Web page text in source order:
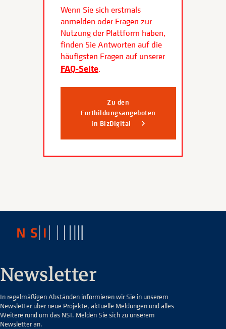
Wenn Sie sich erstmals
anmelden oder Fragen zur
Nutzung der Plattform haben,
finden Sie Antworten auf die
häufigsten Fragen auf unserer
FAQ-Seite.
Zu den
Fortbildungsangeboten
in BizDigital
Newsletter
In regelmäßigen Abständen informieren wir Sie in unserem
Newsletter über neue Projekte, aktuelle Meldungen und alles
Weitere rund um das NSI. Melden Sie sich zu unserem
Newsletter an.